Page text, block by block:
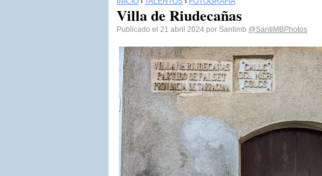
Villa de Riudecañas
Publicado el 21 abril 2024 por Santimb @SantiMBPhotos